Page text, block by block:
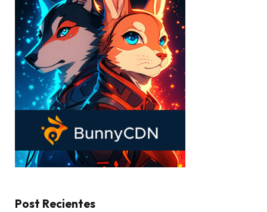
Post Recientes